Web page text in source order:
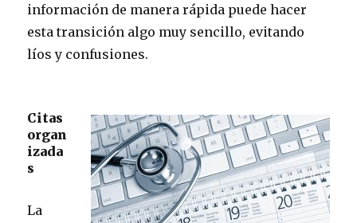
información de manera rápida puede hacer
esta transición algo muy sencillo, evitando
líos y confusiones.
Citas
organ
izada
s
La